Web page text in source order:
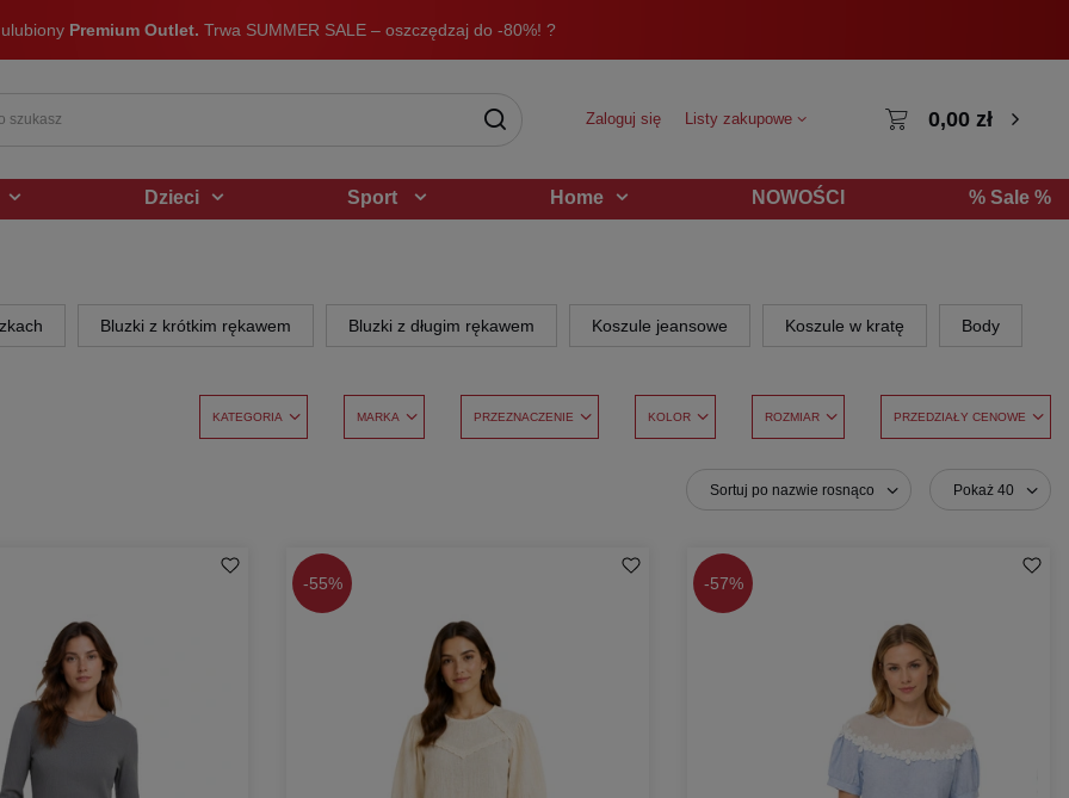
Premium Outlet. Trwa SUMMER SALE – oszczędzaj do -80%! ?
Zaloguj się Listy zakupowe 0,00 zł
Dzieci Sport Home NOWOŚCI % Sale %
Bluzki z krótkim rękawem Bluzki z długim rękawem Koszule jeansowe Koszule w kratę Body
KATEGORIA MARKA PRZEZNACZENIE KOLOR ROZMIAR PRZEDZIAŁY CENOWE
Sortuj po nazwie rosnąco Pokaż 40
-55% -57%